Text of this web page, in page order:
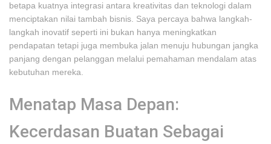
betapa kuatnya integrasi antara kreativitas dan teknologi dalam
menciptakan nilai tambah bisnis. Saya percaya bahwa langkah-
langkah inovatif seperti ini bukan hanya meningkatkan
pendapatan tetapi juga membuka jalan menuju hubungan jangka
panjang dengan pelanggan melalui pemahaman mendalam atas
kebutuhan mereka.
Menatap Masa Depan:
Kecerdasan Buatan Sebagai